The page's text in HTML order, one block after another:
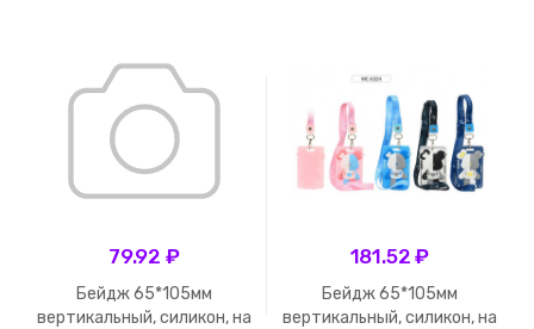
79.92 ₽
Бейдж 65*105мм
вертикальный, силикон, на
181.52 ₽
Бейдж 65*105мм
вертикальный, силикон, на